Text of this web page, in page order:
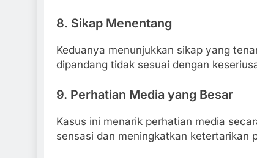
8. Sikap Menentang
Keduanya menunjukkan sikap yang
dipandang tidak sesuai dengan
9. Perhatian Media yang Besar
Kasus ini menarik perhatian media
sensasi dan meningkatkan ketertarikan